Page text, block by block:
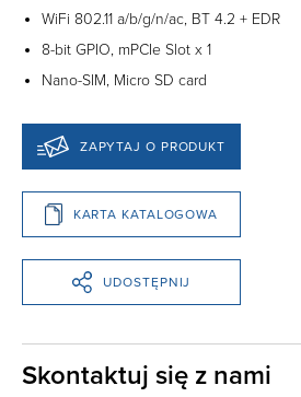
WiFi 802.11 a/b/g/n/ac, BT 4.2 + EDR
8-bit GPIO, mPCIe Slot x 1
Nano-SIM, Micro SD card
ZAPYTAJ O PRODUKT
KARTA KATALOGOWA
UDOSTĘPNIJ
Skontaktuj się z nami